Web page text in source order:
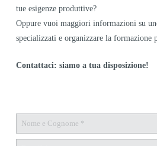
tue esigenze produttive?
Oppure vuoi maggiori informazioni su
specializzati e organizzare la formazione
Contattaci: siamo a tua disposizione!